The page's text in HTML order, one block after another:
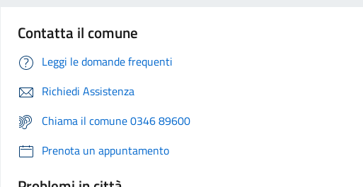
Contatta il comune
Leggi le domande frequenti
Richiedi Assistenza
Chiama il comune 0346 89600
Prenota un appuntamento